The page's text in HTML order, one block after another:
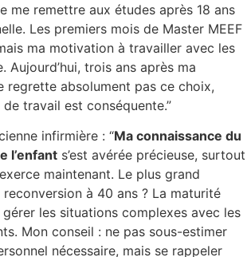
me remettre aux études après 18 ans
Les premiers mois de Master MEEF
ma motivation à travailler avec les
Aujourd’hui, trois ans après ma
regrette absolument pas ce choix,
travail est conséquente.”
infirmière : “Ma connaissance du
l’enfant s’est avérée précieuse, surtout
maintenant. Le plus grand
à 40 ans ? La maturité
les situations complexes avec les
Mon conseil : ne pas sous-estimer
nécessaire, mais se rappeler